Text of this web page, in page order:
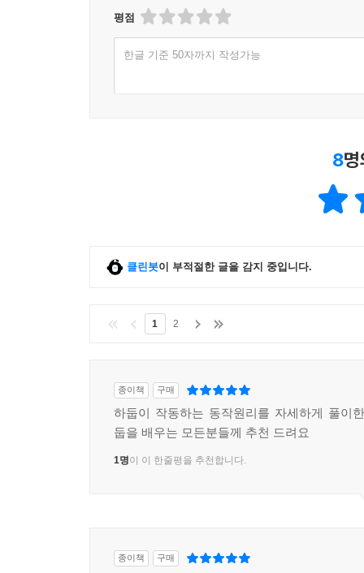
14.3 트랜잭션과 신뢰성
14.4 HDFS 싱크
14.5 분기
15.3 임포트 예제
15.6 불러온 데이터로 작업하기
15.9 익스포트 자세히 살펴보기
15.10 참고 도서
CHAPTER 16 피그
16.5 사용자 정의 함수
평점
한글 기준 50자까지 작성가능
8
클린봇이 부적절한 글을 감지 중입니다.
1 2
종이책 구매
하둡이 작동하는 동작원리를 자세하게 풀이
둡을 배우는 모든분들께 추천 드려요
1명이 이 한줄평을 추천합니다.
종이책 구매